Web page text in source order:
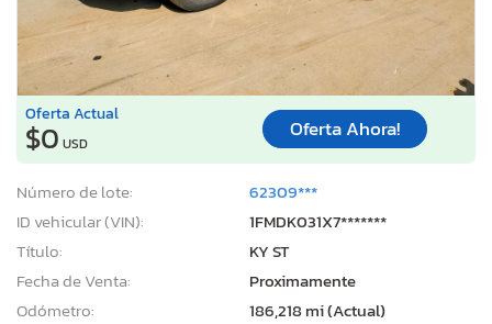
Oferta Actual
$0 USD
Oferta Ahora!
Número de lote:
62309***
ID vehicular (VIN):
1FMDK031X7*******
Título:
KY ST
Fecha de Venta:
Proximamente
Odómetro:
186,218 mi (Actual)